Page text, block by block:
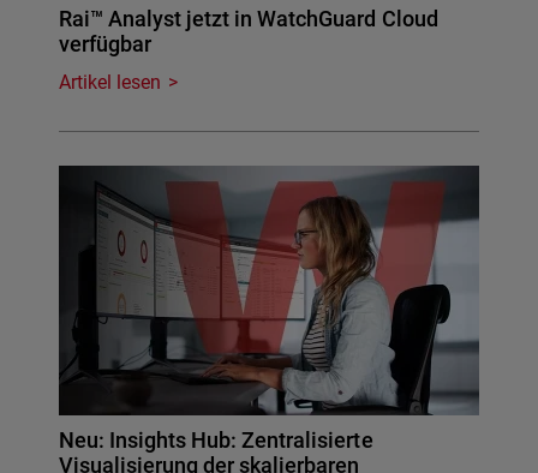
Rai™ Analyst jetzt in WatchGuard Cloud
verfügbar
Artikel lesen
Neu: Insights Hub: Zentralisierte
Visualisierung der skalierbaren